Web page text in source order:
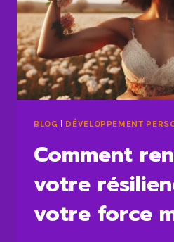
BLOG | DÉVELOPPEMENT
Comment
votre
votre force